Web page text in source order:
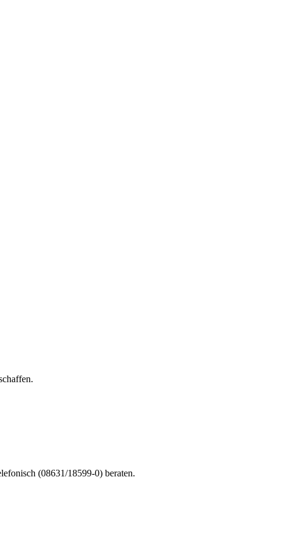
(08631/18599-0) beraten.